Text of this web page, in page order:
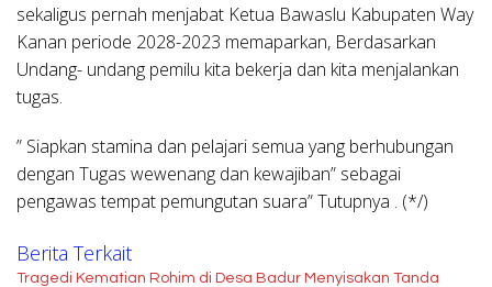
sekaligus pernah menjabat Ketua Bawaslu Kabupaten Way
Kanan periode 2028-2023 memaparkan, Berdasarkan
Undang- undang pemilu kita bekerja dan kita menjalankan
tugas.
” Siapkan stamina dan pelajari semua yang berhubungan
dengan Tugas wewenang dan kewajiban” sebagai
pengawas tempat pemungutan suara” Tutupnya . (*/)
Berita Terkait
Tragedi Kematian Rohim di Desa Badur Menyisakan Tanda